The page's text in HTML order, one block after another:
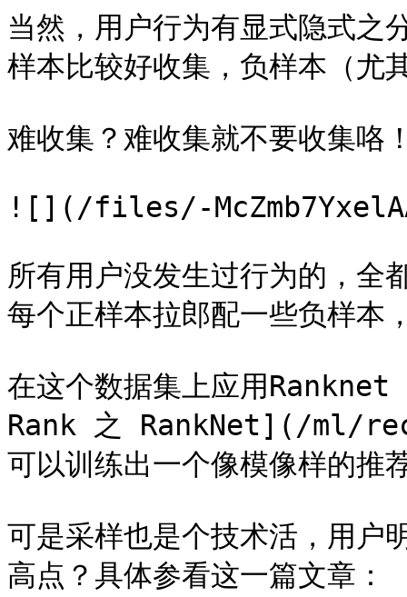
当然，用户行为有显式隐式之
样本比较好收集，负样本（尤
难收集？难收集就不要收集咯
![](/files/-
所有用户没发生过行为的，全
每个正样本拉郎配一些负样本
在这个数据集上应用
Rank 之 RankNet](/ml/
可以训练出一个像模像样的推
可是采样也是个技术活，用户
高点？具体参看这一篇文章